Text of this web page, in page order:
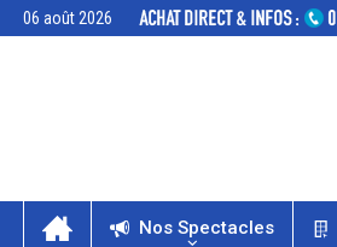
06 août 2026
Nos Spectacles